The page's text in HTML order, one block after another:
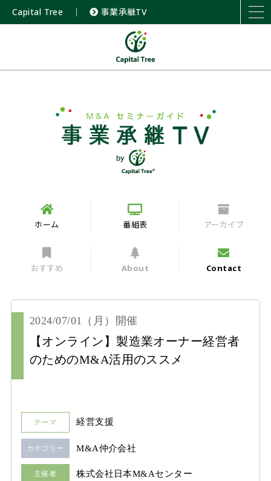
Capital Tree ｜ 事業承継TV
ホーム 番組表 アーカイブ
おすすめ About Contact
2024/07/01 （月） 開催
【オンライン】製造業オーナー経営者
のためのM&A活用のススメ
カテゴリー M&A仲介会社
テーマ 経営支援
主催者 株式会社日本M&Aセンター